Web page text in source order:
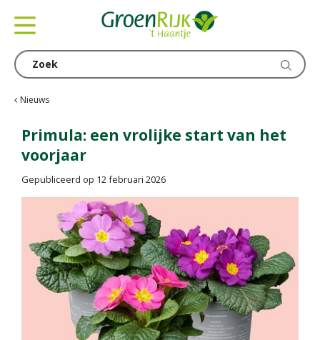
Nieuws
Primula: een vrolijke start van het
voorjaar
Gepubliceerd op 12 februari 2026